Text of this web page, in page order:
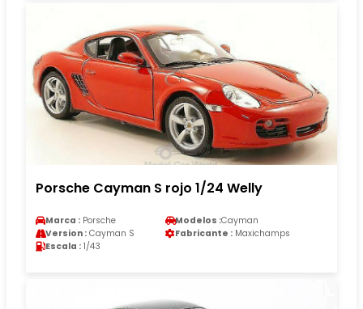
Porsche Cayman S rojo 1/24 Welly
Marca : Porsche Modelos :Cayman
Version : Cayman S Fabricante : Maxichamps
Escala : 1/43